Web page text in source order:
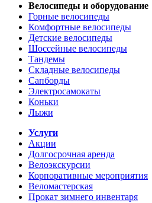
Велосипеды и оборудование
Горные велосипеды
Комфортные велосипеды
Детские велосипеды
Шоссейные велосипеды
Тандемы
Складные велосипеды
Сапборды
Электросамокаты
Коньки
Лыжи
Услуги
Акции
Долгосрочная аренда
Велоэкскурсии
Корпоративные мероприятия
Веломастерская
Прокат зимнего инвентаря